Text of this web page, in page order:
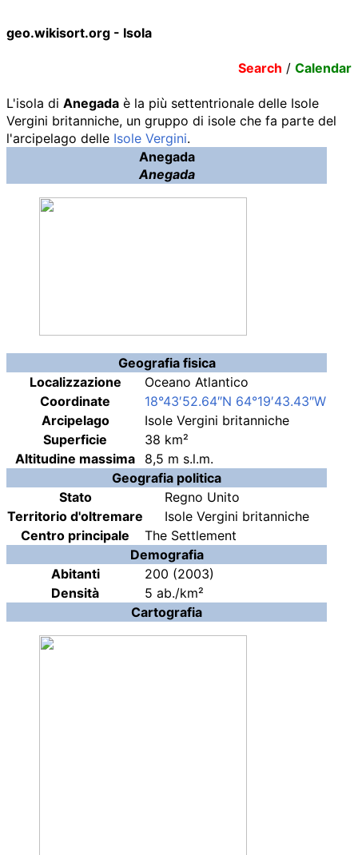
geo.wikisort.org - Isola
Search / Calendar
L'isola di Anegada è la più settentrionale delle Isole
Vergini britanniche, un gruppo di isole che fa parte del
l'arcipelago delle Isole Vergini.
Anegada
Anegada
Geografia fisica
Localizzazione
Oceano Atlantico
Coordinate
18°43′52.64″N 64°19′43.43″W
Arcipelago
Isole Vergini britanniche
Superficie
38 km²
Altitudine massima
8,5 m s.l.m.
Geografia politica
Stato
Regno Unito
Territorio d'oltremare
Isole Vergini britanniche
Centro principale
The Settlement
Demografia
Abitanti
200 (2003)
Densità
5 ab./km²
Cartografia